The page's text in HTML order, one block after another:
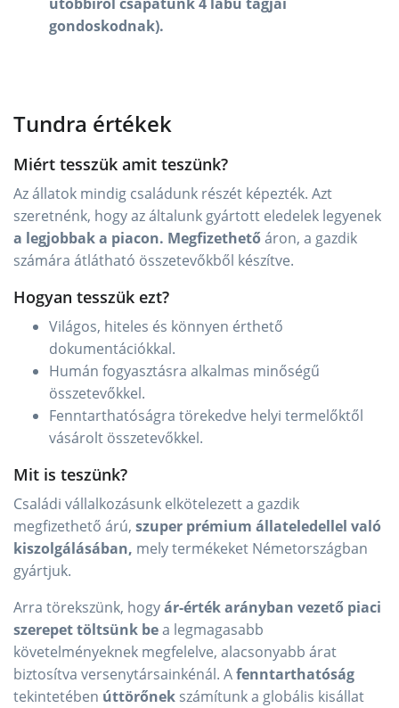
gondoskodnak).
Tundra értékek
Miért tesszük amit teszünk?
Az állatok mindig családunk részét képezték. Azt
szeretnénk, hogy az általunk gyártott eledelek legyenek
a legjobbak a piacon. Megfizethetőáron, a gazdik
számára átlátható összetevőkből készítve.
Hogyan tesszük ezt?
Világos, hiteles és könnyen érthető
dokumentációkkal.
Humán fogyasztásra alkalmas minőségű
összetevőkkel.
Fenntarthatóságra törekedve helyi termelőktől
vásárolt összetevőkkel.
Mit is teszünk?
Családi vállalkozásunk elkötelezett a gazdik
megfizethető árú, szuper prémium állateledellel való
kiszolgálásában, mely termékeket Németországban
gyártjuk.
Arra törekszünk, hogyár-érték arányban vezető piaci
szerepet töltsünk bea legmagasabb
követelményeknek megfelelve, alacsonyabb árat
biztosítva versenytársainkénál. Afenntarthatóság
tekintetében úttörőnek számítunk a globális kisállat